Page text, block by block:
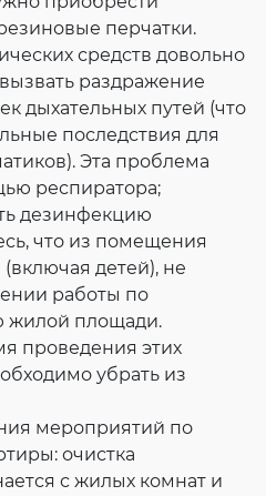
перчатки.
средств довольно
раздражение
дыхательных путей (что
последствия для
Эта проблема
респиратора;
дезинфекцию
что из помещения
детей), не
работы по
жилой площади.
проведения этих
убрать из
мероприятий по
очистка
с жилых комнат и